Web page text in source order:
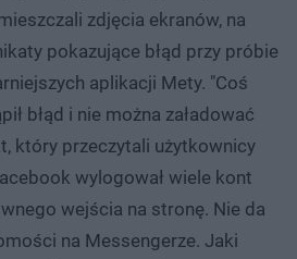
zdjęcia ekranów, na
pokazujące błąd przy próbie
aplikacji Mety. "Coś
błąd i nie można załadować
który przeczytali użytkownicy
wylogował wiele kont
wejścia na stronę. Nie da
na Messengerze. Jaki